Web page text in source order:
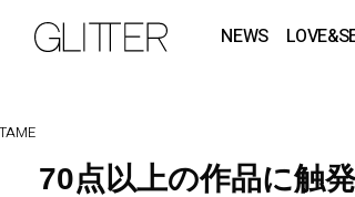
NEWS
70点以上の作品に触